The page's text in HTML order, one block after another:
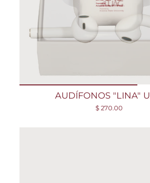
AUDÍFONOS "LINA"
$ 270.00